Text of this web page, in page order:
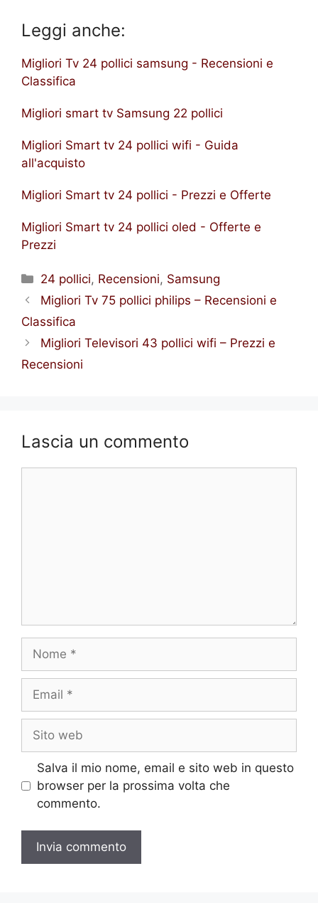
Leggi anche:
Migliori Tv 24 pollici samsung - Recensioni e
Classifica
Migliori smart tv Samsung 22 pollici
Migliori Smart tv 24 pollici wifi - Guida
all'acquisto
Migliori Smart tv 24 pollici - Prezzi e Offerte
Migliori Smart tv 24 pollici oled - Offerte e
Prezzi
Categorie
24 pollici, Recensioni, Samsung
Migliori Tv 75 pollici philips – Recensioni e
Classifica
Migliori Televisori 43 pollici wifi – Prezzi e
Recensioni
Lascia un commento
web
Salva il mio nome, email e sito web in questo
browser per la prossima volta che
commento.